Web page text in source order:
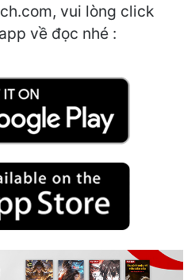
vui lòng click
về đọc nhé :